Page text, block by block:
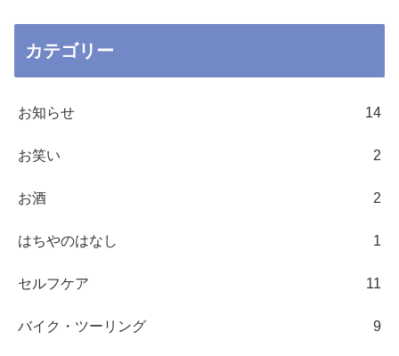
カテゴリー
お知らせ 14
お笑い 2
お酒 2
はちやのはなし 1
セルフケア 11
バイク・ツーリング 9